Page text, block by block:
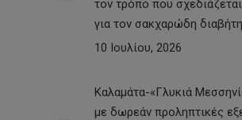
τον τρόπο που
για τον σακχαρώδη
10 Ιουλίου, 2026
Καλαμάτα-«Γλυκιά
με δωρεάν προληπτικές